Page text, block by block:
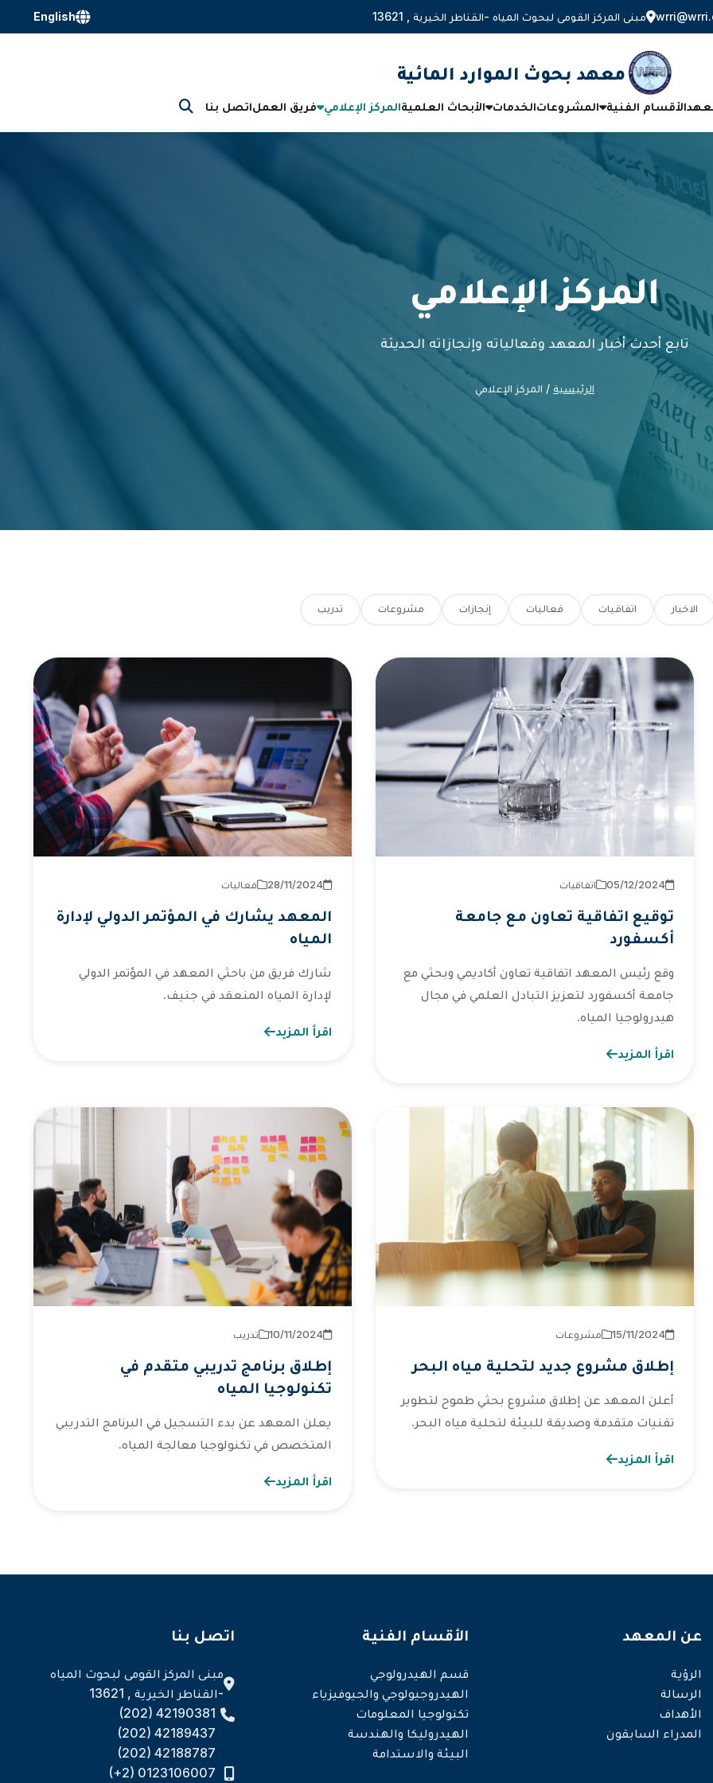
مبنى المركز القومى لبحوث المياه -القناطر الخيرية , 13621 English
معهد بحوث الموارد المائية
الأقسام الفنية المشروعاتالخدمات الأبحاث العلميةالمركز الإعلامي فريق العملاتصل بنا
المركز الإعلامي
تابع أحدث أخبار المعهد وفعالياته وإنجازاته الحديثة
الرئيسية / المركز الإعلامي
الاخبار اتفاقيات فعاليات إنجازات مشروعات تدريب
2024‏/12‏/05 اتفاقيات
توقيع اتفاقية تعاون مع جامعة
أكسفورد
وقع رئيس المعهد اتفاقية تعاون أكاديمي وبحثي مع
جامعة أكسفورد لتعزيز التبادل العلمي في مجال
هيدرولوجيا المياه.
اقرأ المزيد
2024‏/11‏/28 فعاليات
المعهد يشارك في المؤتمر الدولي لإدارة
المياه
شارك فريق من باحثي المعهد في المؤتمر الدولي
لإدارة المياه المنعقد في جنيف.
اقرأ المزيد
2024‏/11‏/15 مشروعات
إطلاق مشروع جديد لتحلية مياه البحر
أعلن المعهد عن إطلاق مشروع بحثي طموح لتطوير
تقنيات متقدمة وصديقة للبيئة لتحلية مياه البحر.
اقرأ المزيد
2024‏/11‏/10 تدريب
إطلاق برنامج تدريبي متقدم في
تكنولوجيا المياه
يعلن المعهد عن بدء التسجيل في البرنامج التدريبي
المتخصص في تكنولوجيا معالجة المياه.
اقرأ المزيد
عن المعهد
الرؤية
الرسالة
الأهداف
المدراء السابقون
الأقسام الفنية
قسم الهيدرولوجي
الهيدروجيولوجي والجيوفيزياء
تكنولوجيا المعلومات
الهيدروليكا والهندسة
البيئة والاستدامة
اتصل بنا
مبنى المركز القومى لبحوث المياه
-القناطر الخيرية , 13621
(202) 42190381
(202) 42189437
(202) 42188787
(+2) 0123106007